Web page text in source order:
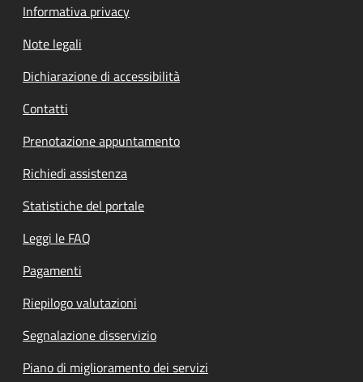
Informativa privacy
Note legali
Dichiarazione di accessibilità
Contatti
Prenotazione appuntamento
Richiedi assistenza
Statistiche del portale
Leggi le FAQ
Pagamenti
Riepilogo valutazioni
Segnalazione disservizio
Piano di miglioramento dei servizi